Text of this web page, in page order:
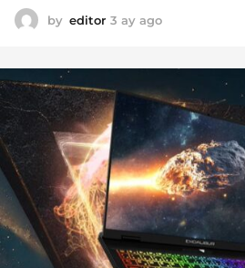
by editor 3 ay ago
a
o